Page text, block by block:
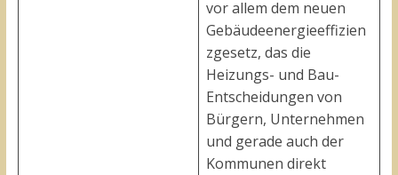
vor allem dem neuen
Gebäudeenergieeffizien
zgesetz, das die
Heizungs- und Bau-
Entscheidungen von
Bürgern, Unternehmen
und gerade auch der
Kommunen direkt